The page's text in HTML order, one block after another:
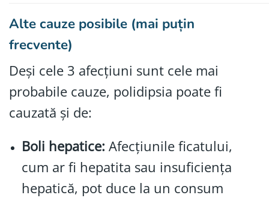
Alte cauze posibile (mai puțin
frecvente)
Deși cele 3 afecțiuni sunt cele mai
probabile cauze, polidipsia poate fi
cauzată și de:
Boli hepatice: Afecțiunile ficatului,
cum ar fi hepatita sau insuficiența
hepatică, pot duce la un consum